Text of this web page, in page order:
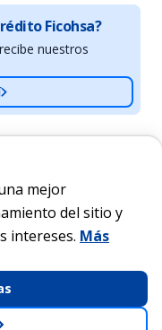
Ficohsa?
nuestros
mejor
del sitio y
intereses. Más